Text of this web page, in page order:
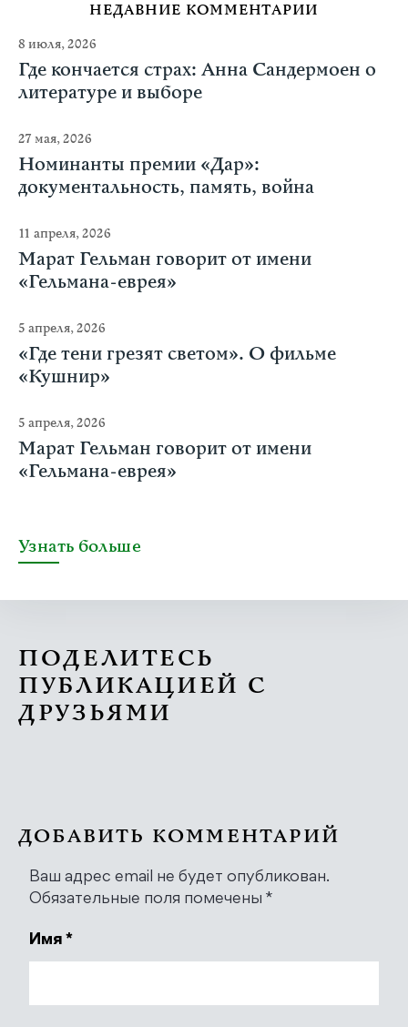
НЕДАВНИЕ КОММЕНТАРИИ
8 июля, 2026
Где кончается страх: Анна Сандермоен о
литературе и выборе
27 мая, 2026
Номинанты премии «Дар»:
документальность, память, война
11 апреля, 2026
Марат Гельман говорит от имени
«Гельмана-еврея»
5 апреля, 2026
«Где тени грезят светом». О фильме
«Кушнир»
5 апреля, 2026
Марат Гельман говорит от имени
«Гельмана-еврея»
Узнать больше
ПОДЕЛИТЕСЬ
ПУБЛИКАЦИЕЙ С
ДРУЗЬЯМИ
ДОБАВИТЬ КОММЕНТАРИЙ
Ваш адрес email не будет опубликован.
Обязательные поля помечены *
Имя *